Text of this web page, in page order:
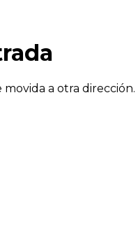
a otra dirección.